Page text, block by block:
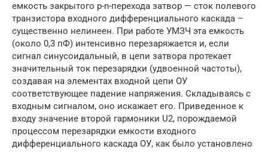
емкость закрытого p-n-перехода затвор — сток полевого
транзистора входного дифференциального каскада –
существенно нелинеен. При работе УМЗЧ эта емкость
(около 0,3 пФ) интенсивно перезаряжается и, если
сигнал синусоидальный, в цепи затвора протекает
значительный ток перезарядки (удвоенной частоты),
создавая на элементах входной цепи ОУ
соответствующее падение напряжения. Складываясь с
входным сигналом, оно искажает его. Приведенное к
входу значение второй гармоники U2, порождаемой
процессом перезарядки емкости входного
дифференциального каскада ОУ, как было установлено